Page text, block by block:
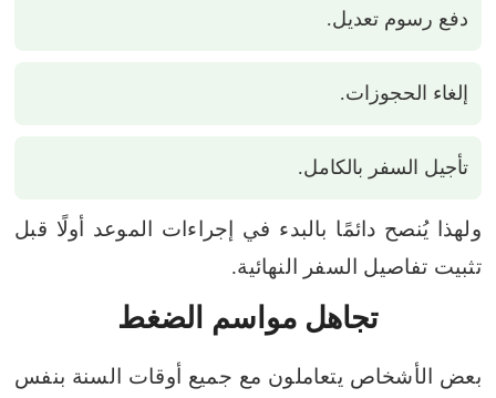
دفع رسوم تعديل.
إلغاء الحجوزات.
تأجيل السفر بالكامل.
ولهذا يُنصح دائمًا بالبدء في إجراءات الموعد أولًا قبل
تثبيت تفاصيل السفر النهائية.
تجاهل مواسم الضغط
بعض الأشخاص يتعاملون مع جميع أوقات السنة بنفس